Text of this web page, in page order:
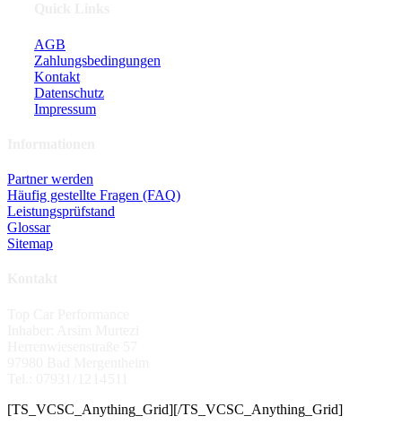
AGB
Zahlungsbedingungen
Kontakt
Datenschutz
Impressum
Partner werden
Häufig gestellte Fragen (FAQ)
Leistungsprüfstand
Glossar
Sitemap
[TS_VCSC_Anything_Grid][/TS_VCSC_Anything_Grid]